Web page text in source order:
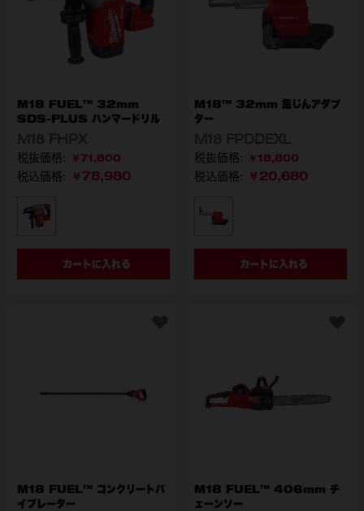
M18 FUEL™ 32mm
SDS-PLUS ハンマードリル
￥71,800
税込価格: ￥78,980
型番M18 FHPX-0X0 JP
カートに入れる
M18™ 32mm 集じんアダプ
ター
￥18,800
税込価格: ￥20,680
型番M18 FPDDEXL-0 APJ
カートに入れる
M18 FUEL™ コンクリートバ
イブレーター
M18 FUEL™ 406mm チ
ェーンソー